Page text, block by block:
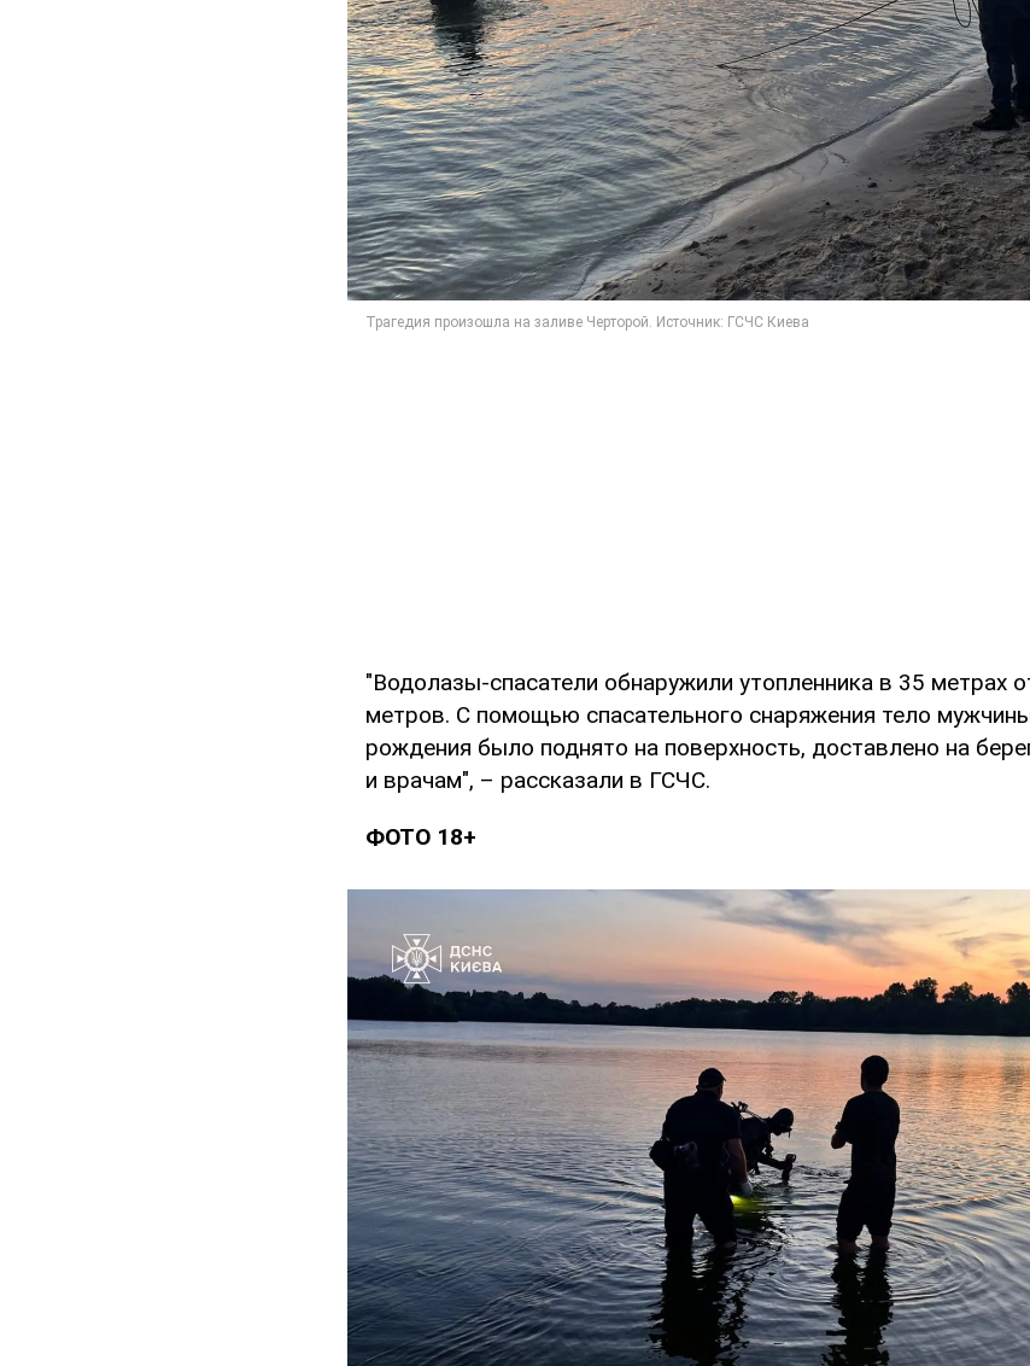
"Водолазы-спасатели обнаружили утопленника в 35 метрах
метров. С помощью спасательного снаряжения тело
рождения было поднято на поверхность, доставлено на
и врачам", – рассказали в ГСЧС.
ФОТО 18+